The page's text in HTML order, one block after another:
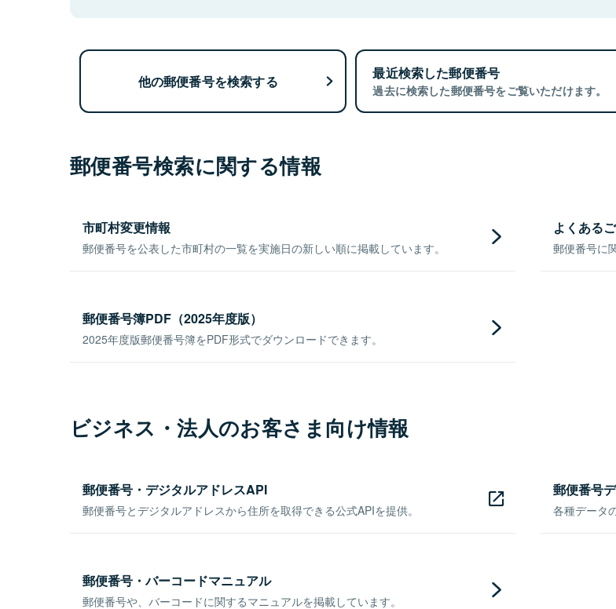
他の郵便番号を検索する 最近検索した郵便番号
過去に検索した郵便番号をご覧いただけます。
郵便番号検索に関する情報
市町村変更情報
郵便番号を公表した市町村の一覧を実施日の新しい順に掲載しています。
よくある
郵便番号に
郵便番号簿PDF（2025年度版）
2025年度版郵便番号簿をPDF形式でダウンロードできます。
ビジネス・法人のお客さま向け情報
郵便番号・デジタルアドレスAPI
郵便番号とデジタルアドレスから住所を取得できる公式APIを提供。
郵便番号
各種データ
郵便番号・バーコードマニュアル
郵便番号や、バーコードに関するマニュアルを掲載しています。